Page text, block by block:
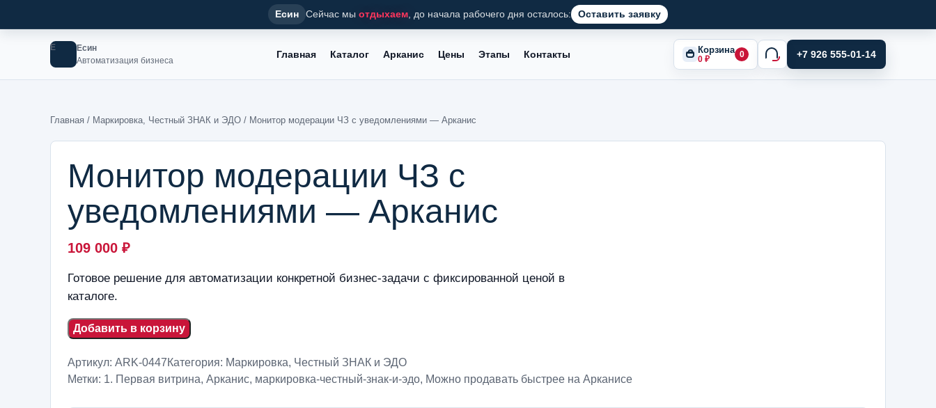
Есин Сейчас мы отдыхаем , до начала рабочего дня осталось: Оставить заявку
Е
Есин
Автоматизация бизнеса
Главная Каталог Арканис Цены Этапы Контакты Корзина
0 ₽ 0 +7 926 555-01-14
Главная / Маркировка, Честный ЗНАК и ЭДО / Монитор модерации ЧЗ с уведомлениями — Арканис
Монитор модерации ЧЗ с
уведомлениями — Арканис
109 000 ₽
Готовое решение для автоматизации конкретной бизнес-задачи с фиксированной ценой в
каталоге.
Добавить в корзину
Артикул: ARK-0447Категория: Маркировка, Честный ЗНАК и ЭДО
Метки: 1. Первая витрина, Арканис, маркировка-честный-знак-и-эдо, Можно продавать быстрее на Арканисе